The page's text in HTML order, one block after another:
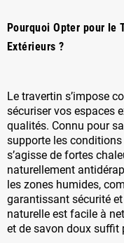
Pourquoi Opter pour le
Extérieurs ?
Le travertin s’impose
sécuriser vos espaces
qualités. Connu pour
supporte les
s’agisse de fortes
naturellement
les zones humides,
garantissant sécurité
naturelle est facile à
et de savon doux suffit